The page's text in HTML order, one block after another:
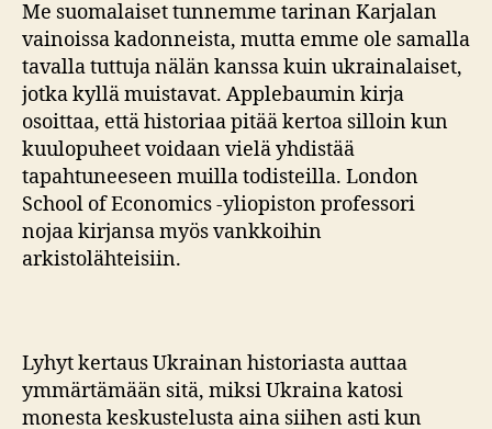
Me suomalaiset tunnemme tarinan Karjalan
vainoissa kadonneista, mutta emme ole samalla
tavalla tuttuja nälän kanssa kuin ukrainalaiset,
jotka kyllä muistavat. Applebaumin kirja
osoittaa, että historiaa pitää kertoa silloin kun
kuulopuheet voidaan vielä yhdistää
tapahtuneeseen muilla todisteilla. London
School of Economics -yliopiston professori
nojaa kirjansa myös vankkoihin
arkistolähteisiin.
Lyhyt kertaus Ukrainan historiasta auttaa
ymmärtämään sitä, miksi Ukraina katosi
monesta keskustelusta aina siihen asti kun